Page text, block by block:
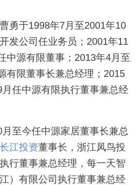
勇于1998年7月至2001年10
发公司任业务员；2001年11
中源有限董事；2013年4月至
有限董事长兼总经理；2015
任中源有限执行董事兼总经
至今任中源家居董事长兼总
江投资董事长，浙江凤鸟投
行董事兼总经理，每一天智
）有限公司执行董事兼总经